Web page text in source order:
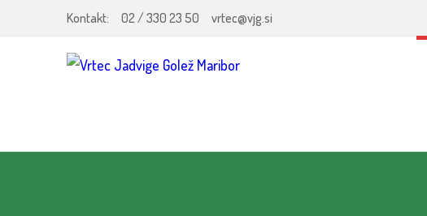
Kontakt: 02 / 330 23 50 vrtec@vjg.si